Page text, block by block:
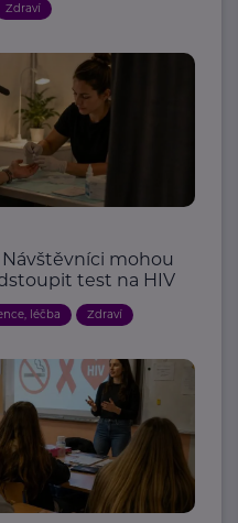
Zdraví
Návštěvníci mohou
test na HIV
léčba Zdraví